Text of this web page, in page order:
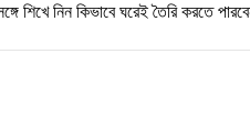
নিন কিভাবে ঘরেই তৈরি করতে